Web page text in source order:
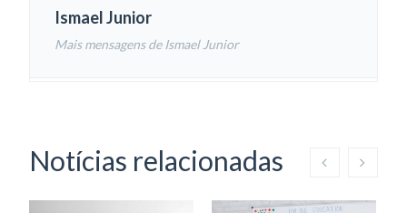
Ismael Junior
Mais mensagens de Ismael Junior
Notícias relacionadas